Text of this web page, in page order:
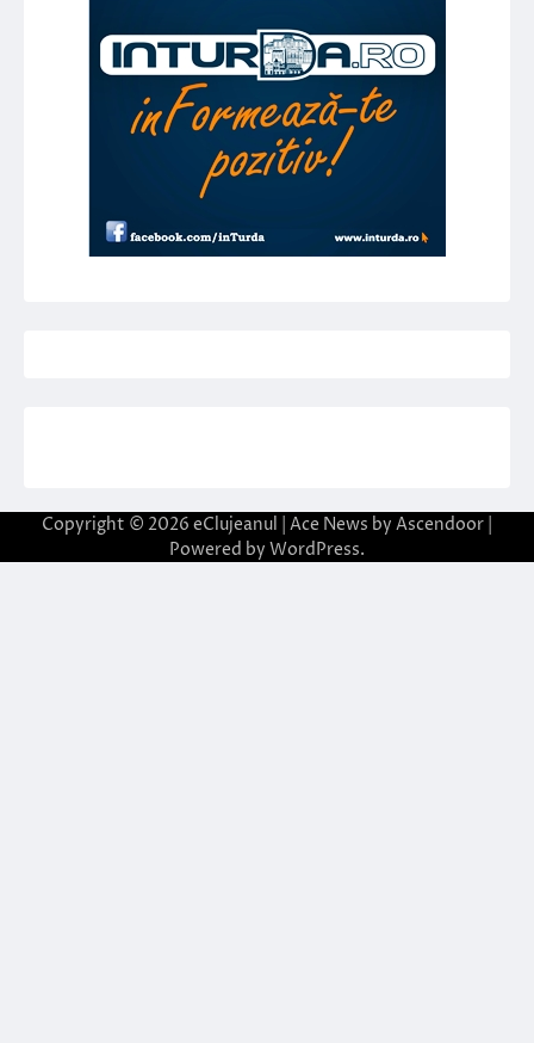
Copyright © 2026 eClujeanul | Ace News by Ascendoor
Powered by WordPress.